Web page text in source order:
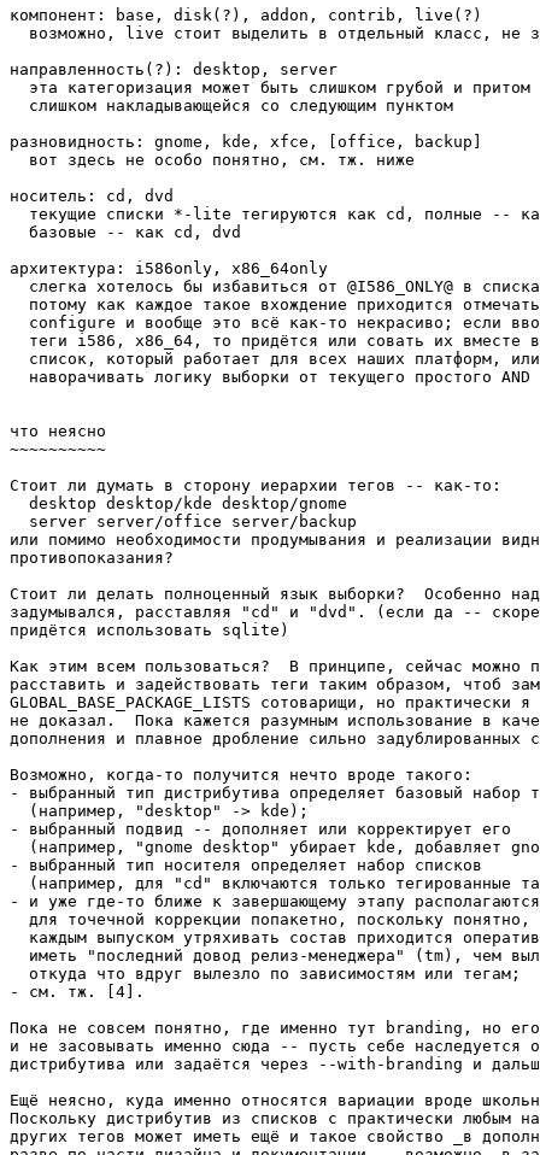
компонент: base, disk(?), addon, contrib, live(?)
возможно, live стоит выделить в отдельный класс, не
направленность(?): desktop, server
  эта категоризация может быть слишком грубой и притом
  слишком накладывающейся со следующим пунктом
разновидность: gnome, kde, xfce, [office, backup]
  вот здесь не особо понятно, см. тж. ниже
носитель: cd, dvd
текущие списки *-lite тегируются как cd, полные --
  базовые -- как cd, dvd
архитектура: i586only, x86_64only
слегка хотелось бы избавиться от @I586_ONLY@ в
потому как каждое такое вхождение приходится
configure и вообще это всё как-то некрасиво; если
теги i586, x86_64, то придётся или совать их вместе
список, который работает для всех наших платформ,
наворачивать логику выборки от текущего простого AND
что неясно
~~~~~~~~~~
Стоит ли думать в сторону иерархии тегов -- как-то:
  desktop desktop/kde desktop/gnome
  server server/office server/backup
или помимо необходимости продумывания и реализации
противопоказания?
Стоит ли делать полноценный язык выборки?  Особенно
задумывался, расставляя "cd" и "dvd". (если да --
придётся использовать sqlite)
Как этим всем пользоваться?  В принципе, сейчас можно
расставить и задействовать теги таким образом, чтоб
GLOBAL_BASE_PACKAGE_LISTS сотоварищи, но практически
не доказал.  Пока кажется разумным использование в
дополнения и плавное дробление сильно задублированных
Возможно, когда-то получится нечто вроде такого:
- выбранный тип дистрибутива определяет базовый набор
  (например, "desktop" -> kde);
- выбранный подвид -- дополняет или корректирует его
(например, "gnome desktop" убирает kde, добавляет
- выбранный тип носителя определяет набор списков
(например, для "cd" включаются только тегированные
- и уже где-то ближе к завершающему этапу
для точечной коррекции попакетно, поскольку понятно,
каждым выпуском утряхивать состав приходится
иметь "последний довод релиз-менеджера" (tm), чем
  откуда что вдруг вылезло по зависимостям или тегам;
- см. тж. [4].
Пока не совсем понятно, где именно тут branding, но его
и не засовывать именно сюда -- пусть себе наследуется
дистрибутива или задаётся через --with-branding и
Ещё неясно, куда именно относятся вариации вроде
Поскольку дистрибутив из списков с практически любым
других тегов может иметь ещё и такое свойство _в